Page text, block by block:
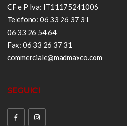
CF e P Iva: IT11175241006
Telefono: 06 33 26 37 31
06 33 26 54 64
Fax: 06 33 26 37 31
commerciale@madmaxco.com
SEGUICI